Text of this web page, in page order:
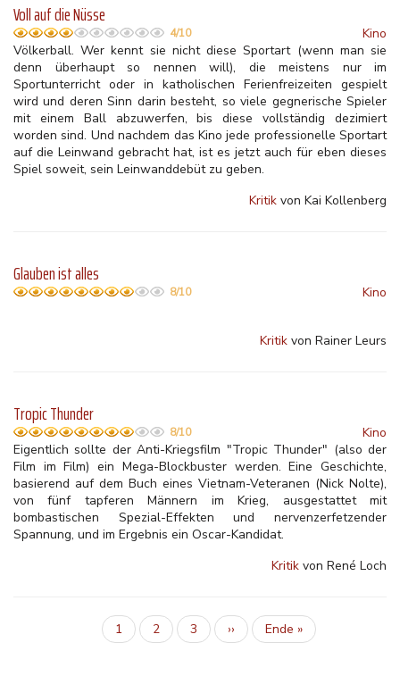
Voll auf die Nüsse
4/10
Kino
Völkerball. Wer kennt sie nicht diese Sportart (wenn man sie
denn überhaupt so nennen will), die meistens nur im
Sportunterricht oder in katholischen Ferienfreizeiten gespielt
wird und deren Sinn darin besteht, so viele gegnerische Spieler
mit einem Ball abzuwerfen, bis diese vollständig dezimiert
worden sind. Und nachdem das Kino jede professionelle Sportart
auf die Leinwand gebracht hat, ist es jetzt auch für eben dieses
Spiel soweit, sein Leinwanddebüt zu geben.
Kritik von Kai Kollenberg
Glauben ist alles
8/10 Kino
Kritik von Rainer Leurs
Tropic Thunder
8/10
Kino
Eigentlich sollte der Anti-Kriegsfilm "Tropic Thunder" (also der
Film im Film) ein Mega-Blockbuster werden. Eine Geschichte,
basierend auf dem Buch eines Vietnam-Veteranen (Nick Nolte),
von fünf tapferen Männern im Krieg, ausgestattet mit
bombastischen Spezial-Effekten und nervenzerfetzender
Spannung, und im Ergebnis ein Oscar-Kandidat.
Kritik von René Loch
Aktuelle
Seite
1 Inhalt
2 Inhalt
3
Nächste
Seite
››
Letzte
Seite
Ende »